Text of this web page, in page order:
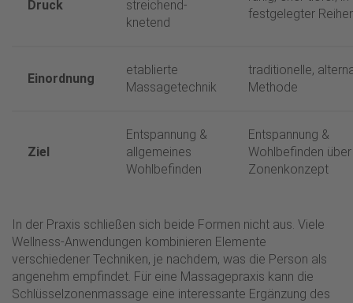
Druck
streichend-
knetend
festgelegter
Einordnung
etablierte
Massagetechnik
traditionelle,
Methode
Ziel
Entspannung &
allgemeines
Wohlbefinden
Entspannung &
Wohlbefinden
Zonenkonzept
In der Praxis schließen sich beide Formen nicht aus. Viele
Wellness-Anwendungen kombinieren Elemente
verschiedener Techniken, je nachdem, was die Person als
angenehm empfindet. Für eine Massagepraxis kann die
Schlüsselzonenmassage eine interessante Ergänzung des